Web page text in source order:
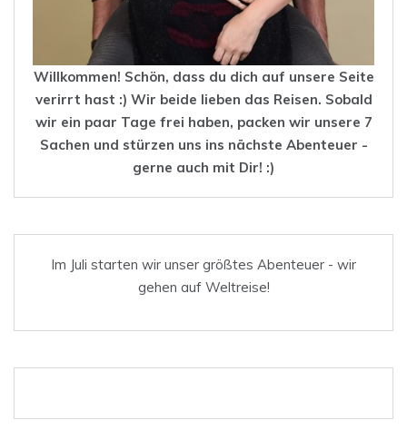
Willkommen! Schön, dass du dich auf unsere Seite
verirrt hast :) Wir beide lieben das Reisen. Sobald
wir ein paar Tage frei haben, packen wir unsere 7
Sachen und stürzen uns ins nächste Abenteuer -
gerne auch mit Dir! :)
Im Juli starten wir unser größtes Abenteuer - wir
gehen auf Weltreise!